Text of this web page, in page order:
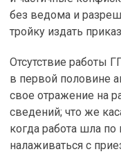
без ведома и
тройку издать
Отсутствие работы
в первой половине
свое отражение на
сведений; что же
когда работа шла по
налаживаться с